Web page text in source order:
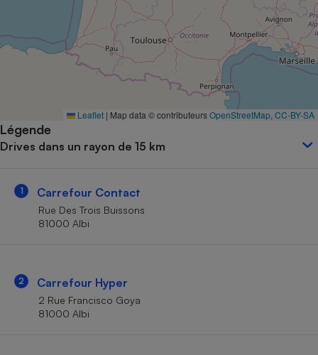
Leaflet | Map data © contributeursOpenStreetMap CC-BY-SA
Légende
Drives dans un rayon de 15 km
1 Carrefour Contact
Rue Des Trois Buissons
81000 Albi
2 Carrefour Hyper
2 Rue Francisco Goya
81000 Albi
Complément
alimentaire
Assurance emprunteur
Petit électroménager -
Mutuelle